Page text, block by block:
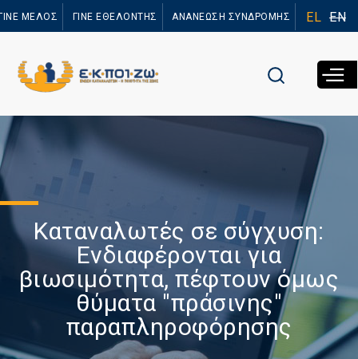
προς το
ΜΕΛΟΣ ΓΙΝΕ ΕΘΕΛΟΝΤΗΣ ΑΝΑΝΕΩΣΗ ΣΥΝΔΡΟΜΗΣ EL EN
Καταναλωτές σε σύγχυση:
Ενδιαφέρονται για
βιωσιμότητα, πέφτουν όμως
θύματα "πράσινης"
παραπληροφόρησης